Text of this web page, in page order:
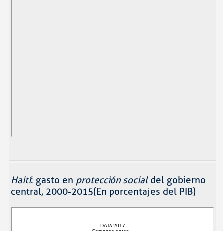
Haití: gasto en protección socialdel gobierno
central, 2000-2015(En porcentajes del PIB)